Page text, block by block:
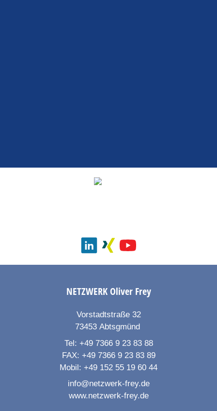
NETZWERKOliver Frey
Vorstadtstraße 32
73453 Abtsgmünd
Tel: +49 7366 9 23 83 88
FAX: +49 7366 9 23 83 89
Mobil: +49 152 55 19 60 44
info@netzwerk-frey.de
www.netzwerk-frey.de